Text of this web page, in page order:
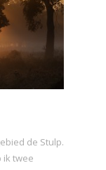
de Stulp.
ik twee